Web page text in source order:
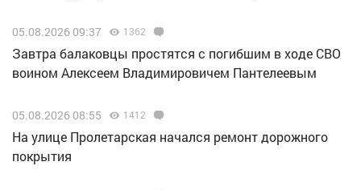
05.08.2026 09:37 1362
Завтра балаковцы простятся с погибшим в ходе СВО
воином Алексеем Владимировичем Пантелеевым
05.08.2026 08:55 1412
На улице Пролетарская начался ремонт дорожного
покрытия